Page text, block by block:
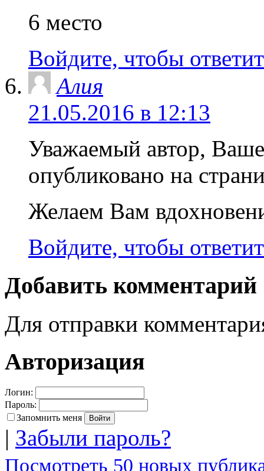
6 место
Войдите, чтобы
Алия
21.05.2016 в 12:13
Уважаемый автор,
опубликовано на
Желаем Вам
Войдите, чтобы
Добавить комментарий
Для отправки
Авторизация
Логин:
Пароль:
Запомнить меня
| Забыли пароль?
Посмотреть 50 новых